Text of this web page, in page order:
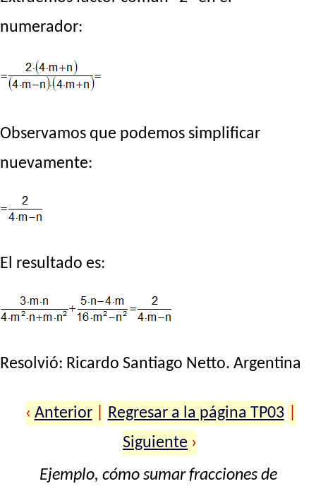
numerador:
Observamos que podemos simplificar
nuevamente:
El resultado es:
Resolvió: Ricardo Santiago Netto. Argentina
‹ Anterior Regresar a la página TP03
Siguiente ›
Ejemplo, cómo sumar fracciones de